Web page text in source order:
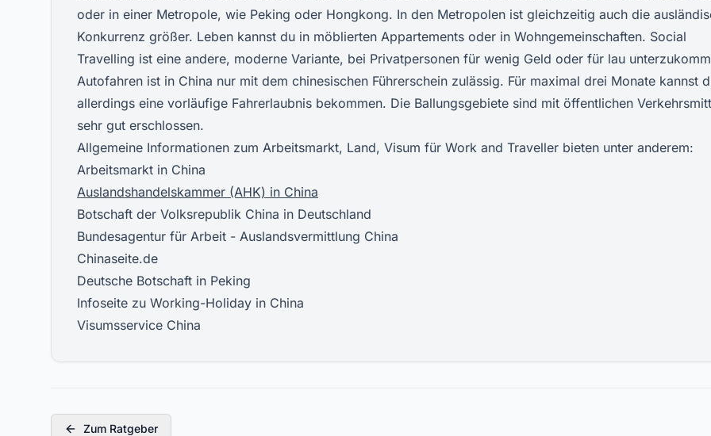
oder in einer Metropole, wie Peking oder Hongkong. In den Metropolen ist gleichzeitig auch die
Konkurrenz größer. Leben kannst du in möblierten Appartements oder in Wohngemeinschaften. Social
Travelling ist eine andere, moderne Variante, bei Privatpersonen für wenig Geld oder für lau
Autofahren ist in China nur mit dem chinesischen Führerschein zulässig. Für maximal drei Monate kannst
allerdings eine vorläufige Fahrerlaubnis bekommen. Die Ballungsgebiete sind mit öffentlichen
sehr gut erschlossen.
Allgemeine Informationen zum Arbeitsmarkt, Land, Visum für Work and Traveller bieten unter anderem:
Arbeitsmarkt in China
Auslandshandelskammer (AHK) in China
Botschaft der Volksrepublik China in Deutschland
Bundesagentur für Arbeit - Auslandsvermittlung China
Chinaseite.de
Deutsche Botschaft in Peking
Infoseite zu Working-Holiday in China
Visumsservice China
Zum Ratgeber